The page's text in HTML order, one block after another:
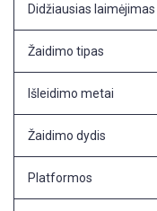
Didžiausias laimėjimas
Žaidimo tipas
Išleidimo metai
Žaidimo dydis
Platformos